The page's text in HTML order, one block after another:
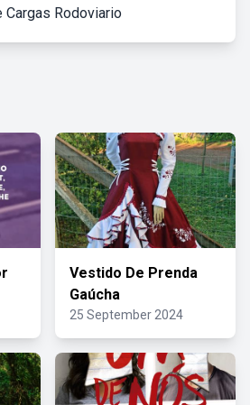
Cargas Rodoviario
Vestido De Prenda
Gaúcha
25 September 2024